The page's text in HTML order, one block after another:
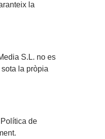
la
S.L. no es
la pròpia
de